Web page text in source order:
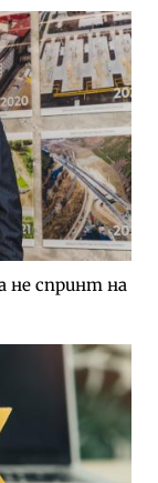
не спринт на